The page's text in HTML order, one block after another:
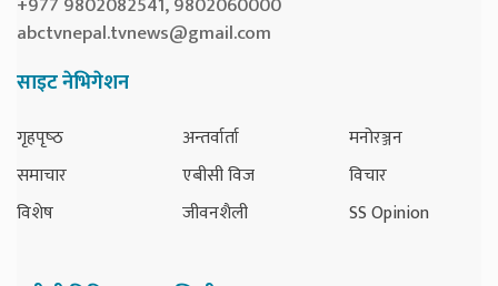
abctvnepal.tvnews@gmail.com
साइट नेभिगेशन
गृहपृष्‍ठ
समाचार
विशेष
अन्तर्वार्ता
एबीसी विज
जीवनशैली
मनोरञ्जन
विचार
SS Opinion